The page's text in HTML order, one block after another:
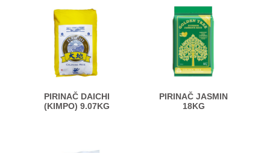
PIRINAČ DAICHI
(KIMPO) 9.07KG
PIRINAČ JASMIN
18KG